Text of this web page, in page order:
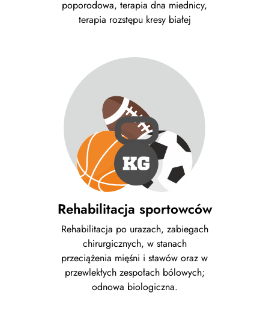
poporodowa, terapia dna miednicy,
terapia rozstępu kresy białej
Rehabilitacja sportowców
Rehabilitacja po urazach, zabiegach
chirurgicznych, w stanach
przeciążenia mięśni i stawów oraz w
przewlekłych zespołach bólowych;
odnowa biologiczna.